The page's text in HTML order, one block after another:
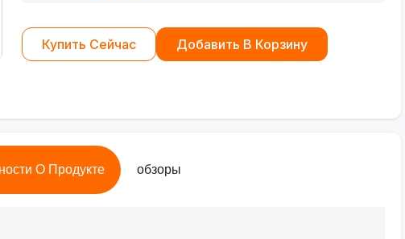
Купить Сейчас Добавить В Корзину
О Продукте обзоры